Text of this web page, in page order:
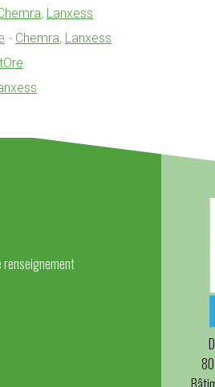
, Lanxess
- Chemra, Lanxess
renseignement